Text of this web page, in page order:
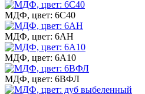
МДФ, цвет: 6С40
МДФ, цвет: 6АН
МДФ, цвет: 6А10
МДФ, цвет: 6ВФЛ